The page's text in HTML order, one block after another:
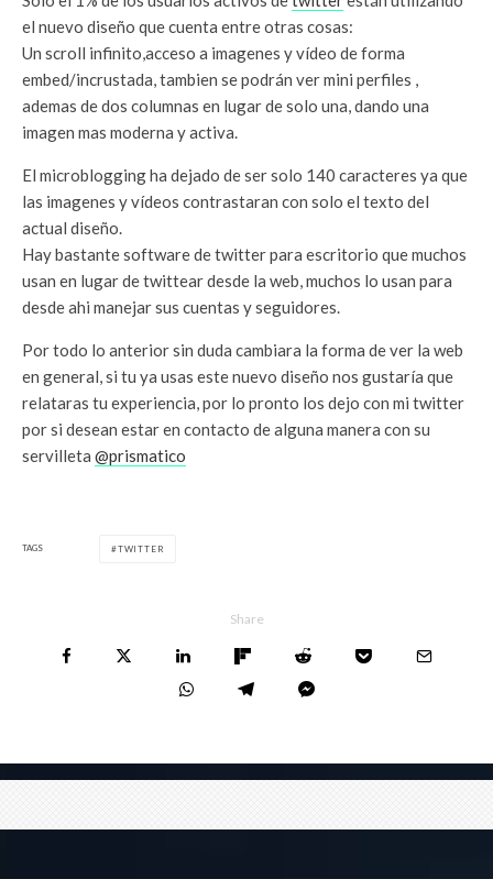
el nuevo diseño que cuenta entre otras cosas:
Un scroll infinito,acceso a imagenes y vídeo de forma
embed/incrustada, tambien se podrán ver mini perfiles ,
ademas de dos columnas en lugar de solo una, dando una
imagen mas moderna y activa.
El microblogging ha dejado de ser solo 140 caracteres ya que
las imagenes y vídeos contrastaran con solo el texto del
actual diseño.
Hay bastante software de twitter para escritorio que muchos
usan en lugar de twittear desde la web, muchos lo usan para
desde ahi manejar sus cuentas y seguidores.
Por todo lo anterior sin duda cambiara la forma de ver la web
en general, si tu ya usas este nuevo diseño nos gustaría que
relataras tu experiencia, por lo pronto los dejo con mi twitter
por si desean estar en contacto de alguna manera con su
servilleta @prismatico
TAGS TWITTER
Share